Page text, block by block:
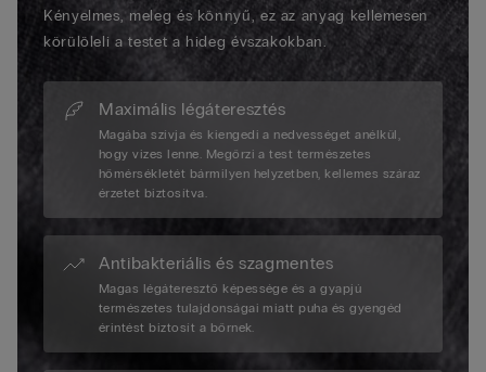
Kényelmes, meleg és könnyű, ez az anyag kellemesen
körülöleli a testet a hideg évszakokban.
Maximális légáteresztés
Magába szívja és kiengedi a nedvességet anélkül,
hogy vizes lenne. Megőrzi a test természetes
hőmérsékletét bármilyen helyzetben, kellemes száraz
érzetet biztosítva.
Antibakteriális és szagmentes
Magas légáteresztő képessége és a gyapjú
természetes tulajdonságai miatt puha és gyengéd
érintést biztosít a bőrnek.